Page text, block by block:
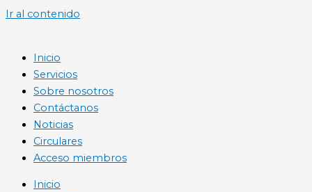
Ir al contenido
Inicio
Servicios
Sobre nosotros
Contáctanos
Noticias
Circulares
Acceso miembros
Inicio